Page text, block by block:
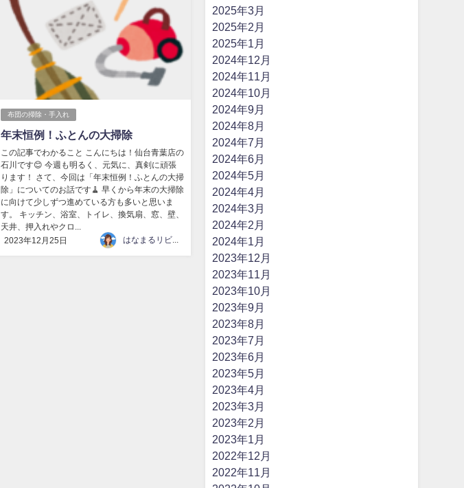
布団の掃除・手入れ
年末恒例！ふとんの大掃除
この記事でわかること こんにちは！仙台青葉店の
石川です😊 今週も明るく、元気に、真剣に頑張
ります！ さて、今回は「年末恒例！ふとんの大掃
除」についてのお話です🧹 早くから年末の大掃除
に向けて少しずつ進めている方も多いと思いま
す。 キッチン、浴室、トイレ、換気扇、窓、壁、
天井、押入れやクロ...
2023年12月25日
はなまるリビング
2025年3月
2025年2月
2025年1月
2024年12月
2024年11月
2024年10月
2024年9月
2024年8月
2024年7月
2024年6月
2024年5月
2024年4月
2024年3月
2024年2月
2024年1月
2023年12月
2023年11月
2023年10月
2023年9月
2023年8月
2023年7月
2023年6月
2023年5月
2023年4月
2023年3月
2023年2月
2023年1月
2022年12月
2022年11月